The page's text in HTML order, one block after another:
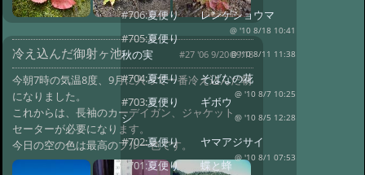
冷え込んだ御射ヶ池 #27 '06 9/20 09:18
今朝7時の気温8度、9月に入って一番冷え込んだ朝
になりました。
これからは、長袖のカーデイガン、ジャケット、
セーターが必要になります。
今日の空の色は最高のブルー色です。
#706:夏便り レンゲショウマ
@ '10 8/18 10:41
#705:夏便り
秋の実
@ '10 8/11 11:38
#704:夏便り そばなの花
@ '10 8/7 10:25
#703:夏便り ギボウ
シ
@ '10 8/5 12:28
#702:夏便り ヤマアジサイ
@ '10 8/1 07:53
#701:夏便り 蝶と蜂